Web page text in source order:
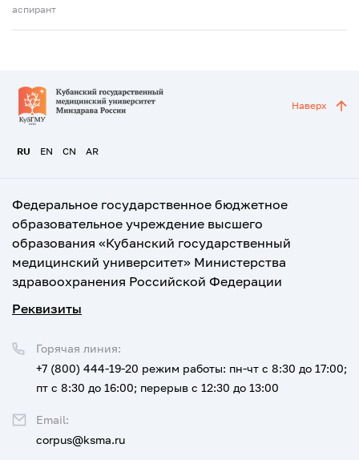
аспирант
RU EN CN AR
Наверх
Федеральное государственное бюджетное
образовательное учреждение высшего
образования «Кубанский государственный
медицинский университет» Министерства
здравоохранения Российской Федерации
Реквизиты
Горячая линия:
+7 (800) 444-19-20 режим работы: пн-чт с 8:30 до 17:00;
пт с 8:30 до 16:00; перерыв с 12:30 до 13:00
Email:
corpus@ksma.ru